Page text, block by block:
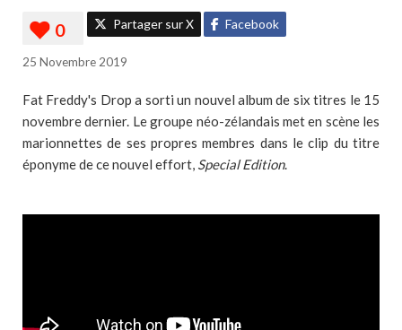
Partager sur X Facebook
25 Novembre 2019
Fat Freddy's Drop a sorti un nouvel album de six titres le 15
novembre dernier. Le groupe néo-zélandais met en scène les
marionnettes de ses propres membres dans le clip du titre
éponyme de ce nouvel effort, Special Edition.